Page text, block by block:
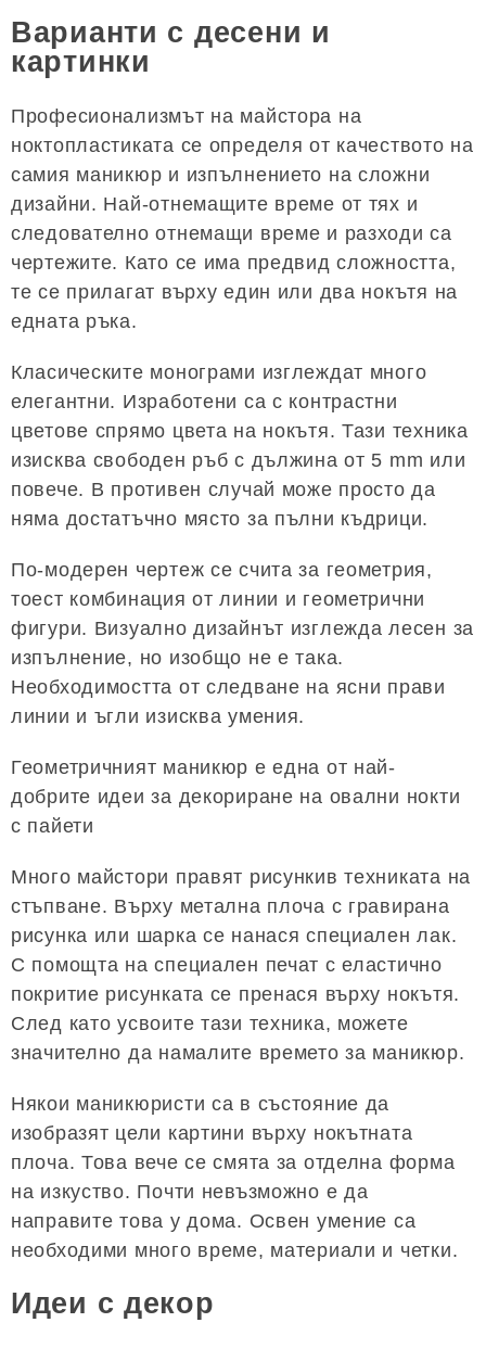
Варианти с десени и
картинки
Професионализмът на майстора на
ноктопластиката се определя от качеството на
самия маникюр и изпълнението на сложни
дизайни. Най-отнемащите време от тях и
следователно отнемащи време и разходи са
чертежите. Като се има предвид сложността,
те се прилагат върху един или два нокътя на
едната ръка.
Класическите монограми изглеждат много
елегантни. Изработени са с контрастни
цветове спрямо цвета на нокътя. Тази техника
изисква свободен ръб с дължина от 5 mm или
повече. В противен случай може просто да
няма достатъчно място за пълни къдрици.
По-модерен чертеж се счита за геометрия,
тоест комбинация от линии и геометрични
фигури. Визуално дизайнът изглежда лесен за
изпълнение, но изобщо не е така.
Необходимостта от следване на ясни прави
линии и ъгли изисква умения.
Геометричният маникюр е една от най-
добрите идеи за декориране на овални нокти
с пайети
Много майстори правят рисункив техниката на
стъпване. Върху метална плоча с гравирана
рисунка или шарка се нанася специален лак.
С помощта на специален печат с еластично
покритие рисунката се пренася върху нокътя.
След като усвоите тази техника, можете
значително да намалите времето за маникюр.
Някои маникюристи са в състояние да
изобразят цели картини върху нокътната
плоча. Това вече се смята за отделна форма
на изкуство. Почти невъзможно е да
направите това у дома. Освен умение са
необходими много време, материали и четки.
Идеи с декор